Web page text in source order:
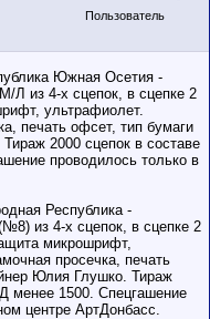
Пользователь
Южная Осетия -
Л из 4-х сцепок, в сцепке 2
ультрафиолет.
печать офсет, тип бумаги
2000 сцепок в составе
проводилось только в
Республика -
из 4-х сцепок, в сцепке 2
микрошрифт,
просечка, печать
Юлия Глушко. Тираж
менее 1500. Спецгашение
центре АртДонбасс.